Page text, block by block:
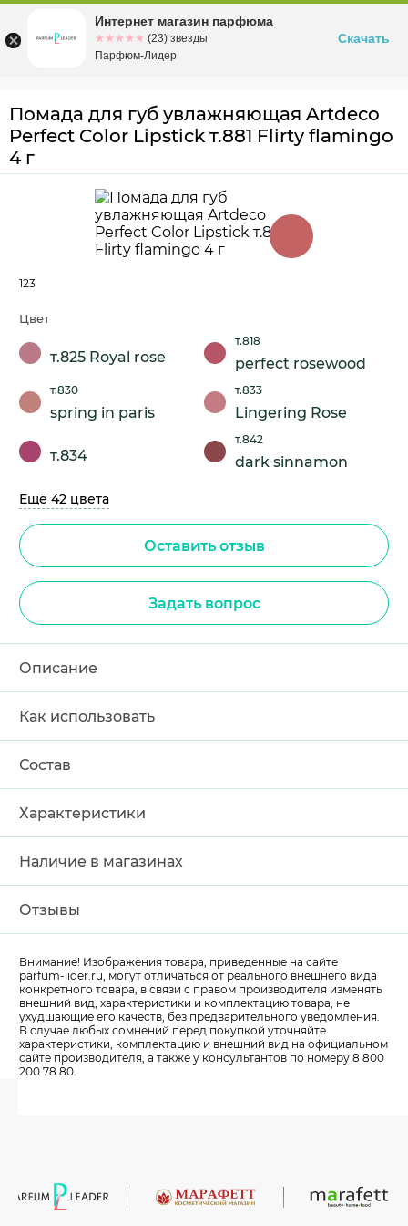
Омскул. Заозерная, 11, к. 1
Помада для губ увлажняющая Artdeco
Perfect Color Lipstick т.881 Flirty flamingo
4 г
123
Цвет
т.825 Royal rose
т.818
perfect rosewood
т.830
spring in paris
т.833
Lingering Rose
т.834
т.842
dark sinnamon
Ещё 42 цвета
Оставить отзыв
Задать вопрос
Описание
Как использовать
Состав
Характеристики
Наличие в магазинах
Отзывы
Внимание! Изображения товара, приведенные на сайте
parfum-lider.ru, могут отличаться от реального внешнего вида
конкретного товара, в связи с правом производителя изменять
внешний вид, характеристики и комплектацию товара, не
ухудшающие его качеств, без предварительного уведомления.
В случае любых сомнений перед покупкой уточняйте
характеристики, комплектацию и внешний вид на официальном
сайте производителя, а также у консультантов по номеру 8 800
200 78 80.
Интернет магазин парфюма
☆☆☆☆☆
★★★★★ (23) звезды
Парфюм-Лидер
Скачать